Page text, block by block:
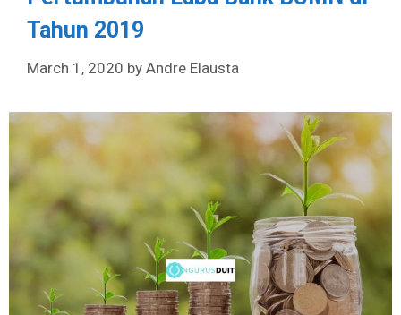
Tahun 2019
March 1, 2020 by Andre Elausta